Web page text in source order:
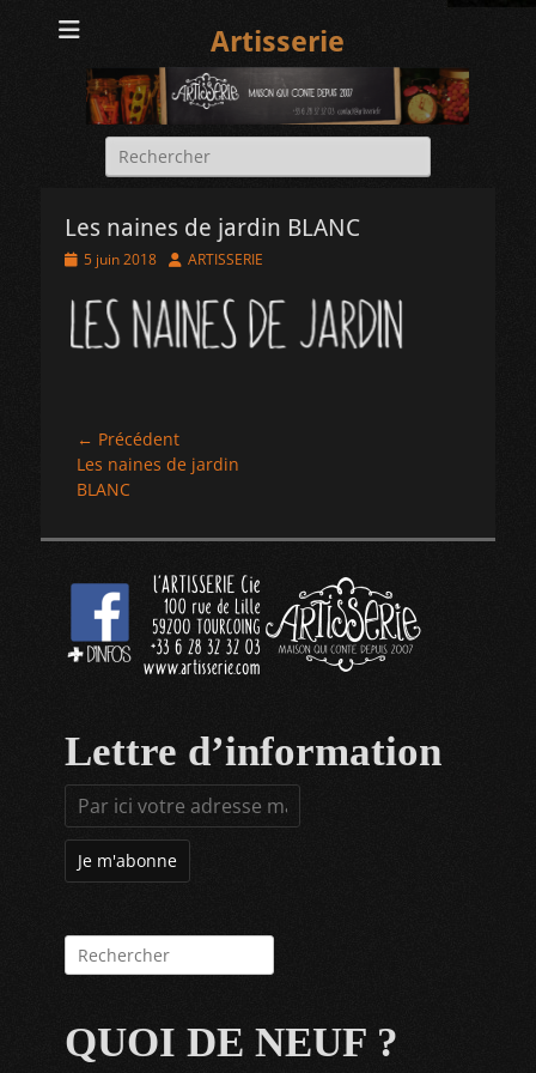
Artisserie
Rechercher :
Les naines de jardin BLANC
Posted5 juin 2018 Author
ARTISSERIE
Navigation
de
l’article
← Précédent
Article
précédent :
Les naines de jardin
BLANC
Lettre d’information
Rechercher :
QUOI DE NEUF ?